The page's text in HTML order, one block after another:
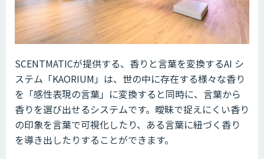
SCENTMATICが提供する、香りと言葉を変換するAI シ
ステム「KAORIUM」は、世の中に存在する様々な香り
を「感性表現の言葉」に変換すると同時に、言葉から
香りを選び出せるシステムです。曖昧で捉えにくい香り
の印象を言葉で可視化したり、ある言葉に紐づく香り
を導き出したりすることができます。